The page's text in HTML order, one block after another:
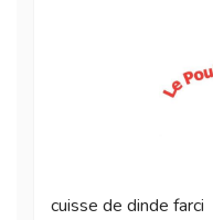
cuisse de dinde farci